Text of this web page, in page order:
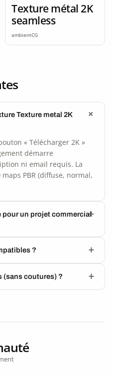
Texture métal 2K
seamless
ambientCG
Texture metal 2K
« Télécharger 2K »
démarre
ni email requis. La
PBR (diffuse, normal,
un projet commercial
?
(sans coutures) ?